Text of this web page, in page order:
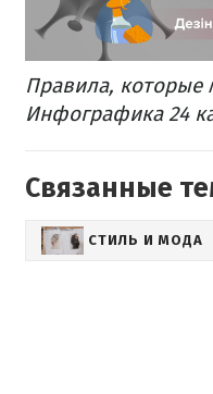
Правила, которые
Инфографика 24
Связанные
СТИЛЬ И МОДА